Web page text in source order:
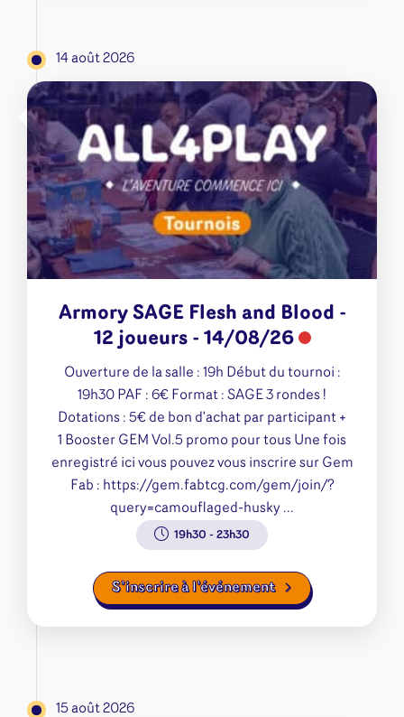
14 août 2026
Armory SAGE Flesh and Blood -
12 joueurs - 14/08/26
Ouverture de la salle : 19h Début du tournoi :
19h30 PAF : 6€ Format : SAGE 3 rondes !
Dotations : 5€ de bon d'achat par participant +
1 Booster GEM Vol.5 promo pour tous Une fois
enregistré ici vous pouvez vous inscrire sur Gem
Fab : https://gem.fabtcg.com/gem/join/?
query=camouflaged-husky ...
19h30 - 23h30
S’inscrire à l’événement
15 août 2026